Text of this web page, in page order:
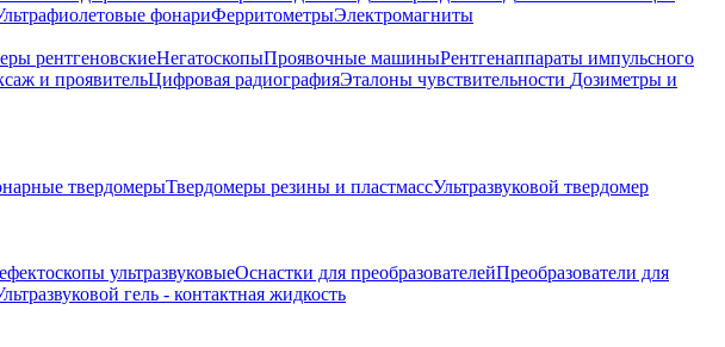
фонариФерритометрыЭлектромагниты
рентгеновскиеНегатоскопыПроявочные машиныРентгенаппараты импульсного
и проявительЦифровая радиографияЭталоны чувствительности Дозиметры и
твердомерыТвердомеры резины и пластмассУльтразвуковой твердомер
ультразвуковыеОснастки для преобразователейПреобразователи для
гель - контактная жидкость